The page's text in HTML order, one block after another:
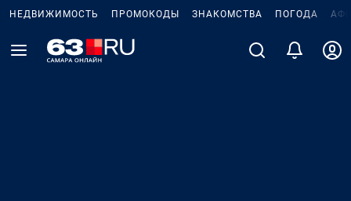
НЕДВИЖИМОСТЬ ПРОМОКОДЫ ЗНАКОМСТВА ПОГОДА